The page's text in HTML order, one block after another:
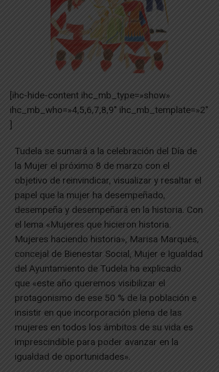
[ihc-hide-content ihc_mb_type=»show»
ihc_mb_who=»4,5,6,7,8,9″ ihc_mb_template=»2″
]
Tudela se sumará a la celebración del Día de
la Mujer el próximo 8 de marzo con el
objetivo de reinvindicar, visualizar y resaltar el
papel que la mujer ha desempeñado,
desempeña y desempeñará en la historia. Con
el lema «Mujeres que hicieron historia.
Mujeres haciendo historia», Marisa Marqués,
concejal de Bienestar Social, Mujer e Igualdad
del Ayuntamiento de Tudela ha explicado
que «este año queremos visibilizar el
protagonismo de ese 50 % de la población e
insistir en que incorporación plena de las
mujeres en todos los ámbitos de su vida es
imprescindible para poder avanzar en la
igualdad de oportunidades».